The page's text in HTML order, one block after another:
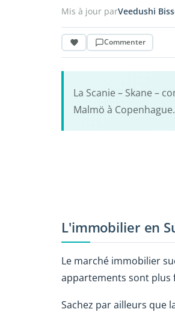
Mis à jour parVeedushi
Commenter
La Scanie – Skane –
Malmö à
L'immobilier en
Le marché immobilier
appartements sont plus
Sachez par ailleurs que